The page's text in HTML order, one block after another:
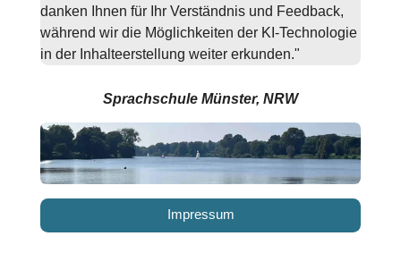
danken Ihnen für Ihr Verständnis und Feedback,
während wir die Möglichkeiten der KI-Technologie
in der Inhalteerstellung weiter erkunden."
Sprachschule Münster, NRW
Impressum